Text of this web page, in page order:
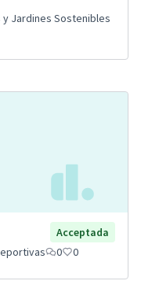
y Jardines Sostenibles
Acceptada
0 0